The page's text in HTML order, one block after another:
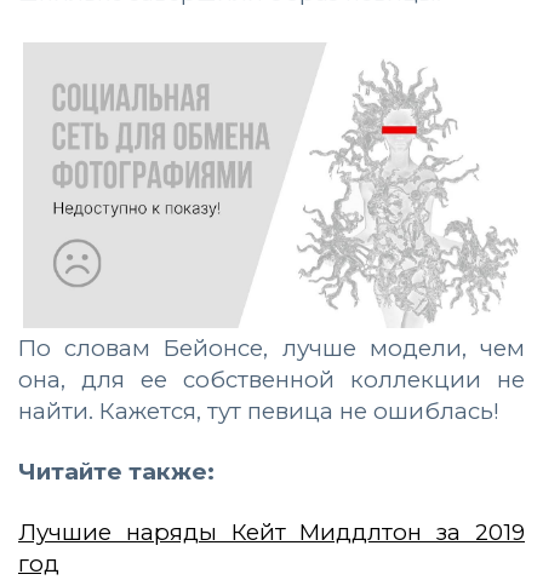
По словам Бейонсе, лучше модели, чем
она, для ее собственной коллекции не
найти. Кажется, тут певица не ошиблась!
Читайте также:
Лучшие наряды Кейт Миддлтон за 2019
год